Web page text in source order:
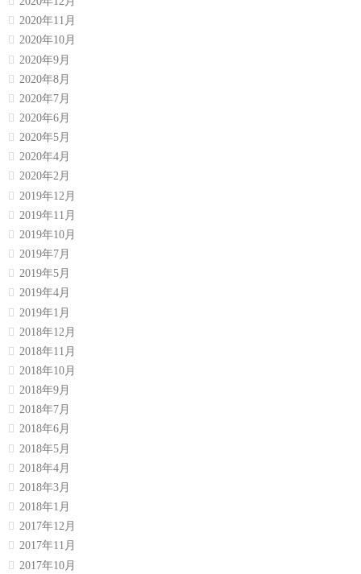
2020年11月
2020年10月
2020年9月
2020年8月
2020年7月
2020年6月
2020年5月
2020年4月
2020年2月
2019年12月
2019年11月
2019年10月
2019年7月
2019年5月
2019年4月
2019年1月
2018年12月
2018年11月
2018年10月
2018年9月
2018年7月
2018年6月
2018年5月
2018年4月
2018年3月
2018年1月
2017年12月
2017年11月
2017年10月